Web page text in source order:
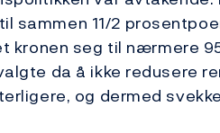
sammen 11/2
kronen seg til nærmere
da å ikke redusere
og dermed